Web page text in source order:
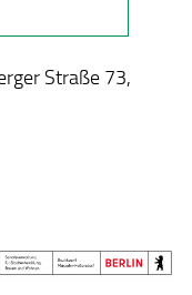
Straße 73,